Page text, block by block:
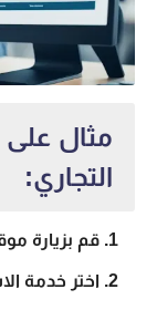
مثال
التجاري:
قم بزيارة
اختر خدمة